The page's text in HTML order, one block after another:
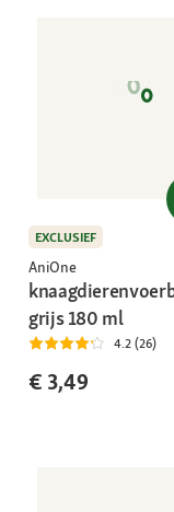
EXCLUSIEF
AniOne
grijs 180 ml
4.2 (26)
€ 3,49